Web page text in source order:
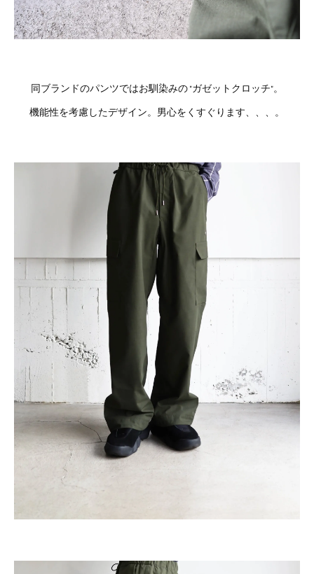
同ブランドのパンツではお馴染みの "ガゼットクロッチ"。
機能性を考慮したデザイン。男心をくすぐります、、、。